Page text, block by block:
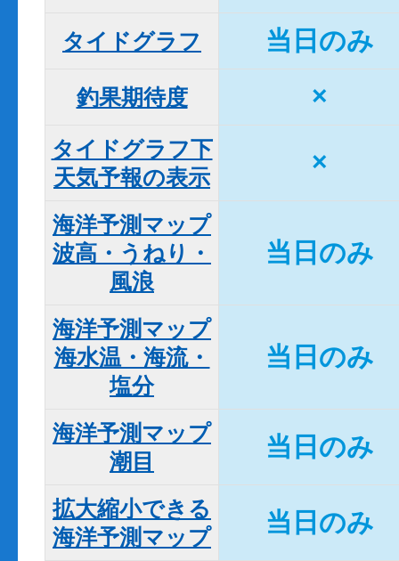
タイドグラフ 当日のみ
釣果期待度 ×
タイドグラフ下
天気予報の表示
×
海洋予測マップ
波高・うねり・
風浪
当日のみ
海洋予測マップ
海水温・海流・
塩分
当日のみ
海洋予測マップ
潮目
当日のみ
拡大縮小できる
海洋予測マップ
当日のみ